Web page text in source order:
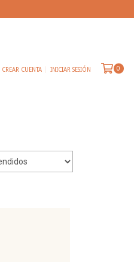
CREAR CUENTA INICIAR SESIÓN 0